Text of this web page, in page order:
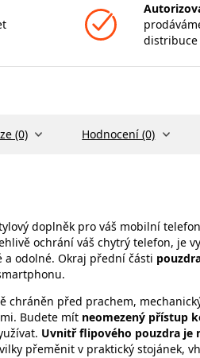
distribuce
(0) Hodnocení (0)
doplněk pro váš mobilní telefon
ochrání váš chytrý telefon, je
odolné. Okraj přední části
chráněn před prachem,
Budete mít neomezený přístup
Uvnitř flipového pouzdra je
přeměnit v praktický stojánek,